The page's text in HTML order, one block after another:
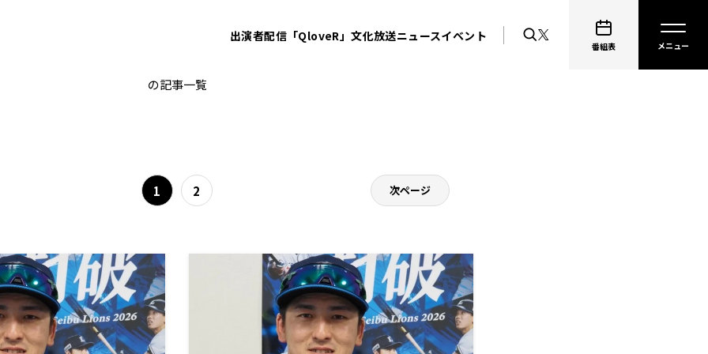
出演者配信「QloveR」文化放送ニュースイベント
番組表
隅田知一郎
の記事一覧
1 2 次ページ